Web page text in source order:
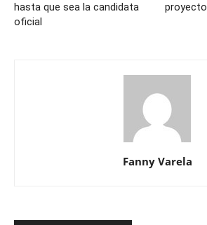
hasta que sea la candidata
oficial
proyecto
Fanny Varela